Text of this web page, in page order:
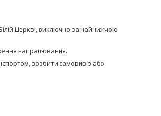
Церкві, виключно за найнижчою
напрацювання.
зробити самовивіз або